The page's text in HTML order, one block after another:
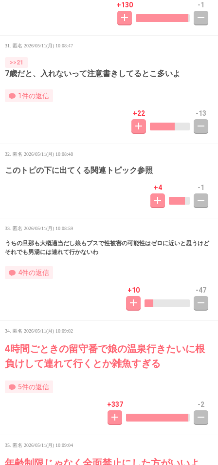
+130 -1
31. 匿名 2026/05/11(月) 10:08:47
>>21
7歳だと、入れないって注意書きしてるとこ多いよ
1件の返信
+22 -13
32. 匿名 2026/05/11(月) 10:08:48
このトピの下に出てくる関連トピック参照
+4 -1
33. 匿名 2026/05/11(月) 10:08:59
うちの旦那も大概適当だし娘もブスで性被害の可能性はゼロに近いと思うけど
それでも男湯には連れて行かないわ
4件の返信
+10 -47
34. 匿名 2026/05/11(月) 10:09:02
4時間ごときの留守番で娘の温泉行きたいに根
負けして連れて行くとか雑魚すぎる
5件の返信
+337 -2
35. 匿名 2026/05/11(月) 10:09:04